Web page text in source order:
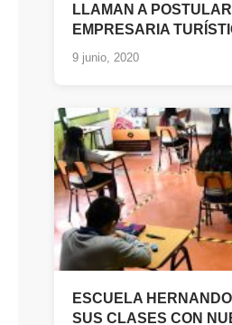
LLAMAN A
EMPRESARIA
9 junio, 2020
ESCUELA
SUS CLASES CON